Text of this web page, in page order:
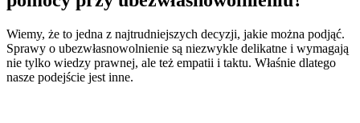
Wiemy, że to jedna z najtrudniejszych decyzji, jakie można podjąć.
Sprawy o ubezwłasnowolnienie są niezwykle delikatne i wymagają
nie tylko wiedzy prawnej, ale też empatii i taktu. Właśnie dlatego
nasze podejście jest inne.